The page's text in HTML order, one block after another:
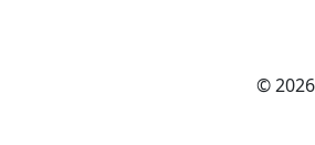
© 2026